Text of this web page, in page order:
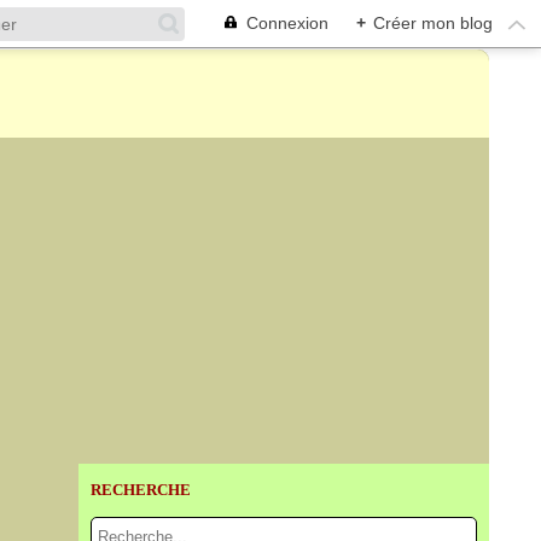
Connexion + Créer mon blog
RECHERCHE